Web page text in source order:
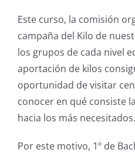
Este curso, la comisión
campaña del Kilo de
los grupos de cada nivel
aportación de kilos
oportunidad de visitar
conocer en qué consiste
hacia los más necesitados.
Por este motivo, 1º de